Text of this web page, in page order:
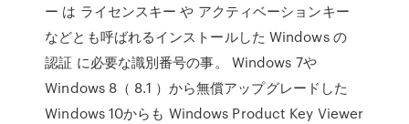
ー は ライセンスキー や アクティベーションキー
などとも呼ばれるインストールした Windows の
認証 に必要な識別番号の事。 Windows 7や
Windows 8（ 8.1 ）から無償アップグレードした
Windows 10からも Windows Product Key Viewer